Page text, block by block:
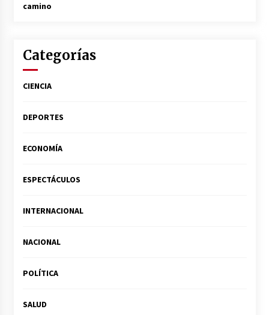
camino
Categorías
CIENCIA
DEPORTES
ECONOMÍA
ESPECTÁCULOS
INTERNACIONAL
NACIONAL
POLÍTICA
SALUD